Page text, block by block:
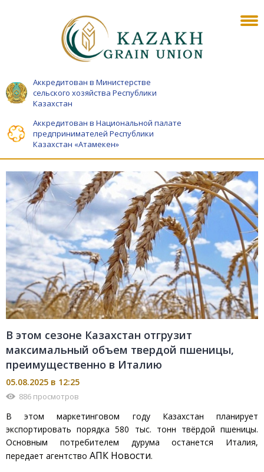
Аккредитован в Министерстве
сельского хозяйства Республики
Казахстан
Аккредитован в Национальной палате
предпринимателей Республики
Казахстан «Атамекен»
В этом сезоне Казахстан отгрузит
максимальный объем твердой пшеницы,
преимущественно в Италию
05.08.2025 в 12:25
886 просмотров
В этом маркетинговом году Казахстан планирует
экспортировать порядка 580 тыс. тонн твёрдой пшеницы.
Основным потребителем дурума останется Италия,
передает агентство АПК Новости.